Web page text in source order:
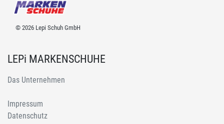
© 2026 Lepi Schuh GmbH
LEPi MARKENSCHUHE
Das Unternehmen
Impressum
Datenschutz